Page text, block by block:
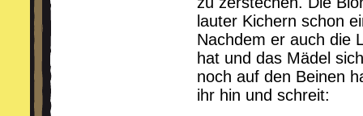
lauter Kichern schon
Nachdem er auch die
hat und das Mädel
noch auf den Beinen
ihr hin und schreit: